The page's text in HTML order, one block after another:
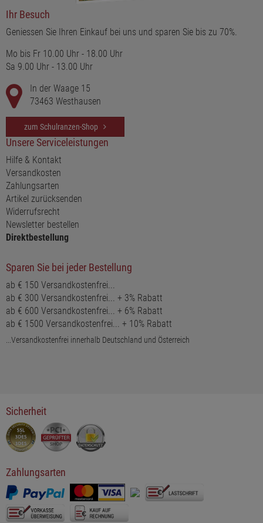
Ihr Besuch
Geniessen Sie Ihren Einkauf bei uns und sparen Sie bis zu 70%.
Mo bis Fr 10.00 Uhr - 18.00 Uhr
Sa 9.00 Uhr - 13.00 Uhr
In der Waage 15
73463 Westhausen
zum Schulranzen-Shop
Unsere Serviceleistungen
Hilfe & Kontakt
Versandkosten
Zahlungsarten
Artikel zurücksenden
Widerrufsrecht
Newsletter bestellen
Direktbestellung
Sparen Sie bei jeder Bestellung
ab € 150 Versandkostenfrei...
ab € 300 Versandkostenfrei... + 3% Rabatt
ab € 600 Versandkostenfrei... + 6% Rabatt
ab € 1500 Versandkostenfrei... + 10% Rabatt
...Versandkostenfrei innerhalb Deutschland und Österreich
Sicherheit
Zahlungsarten